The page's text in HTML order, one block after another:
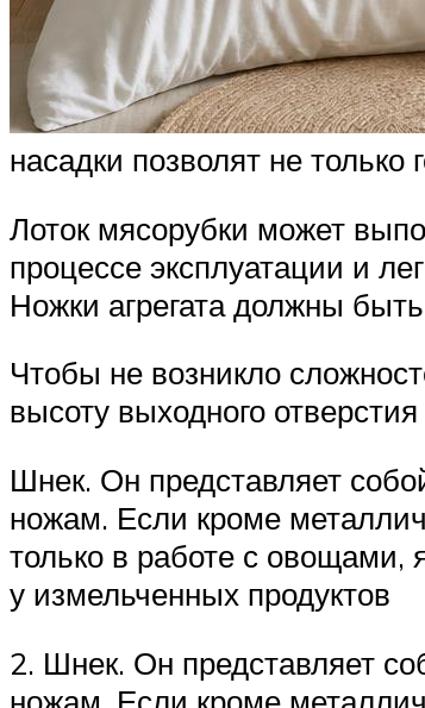
насадки позволят не
Лоток мясорубки может
процессе эксплуатации и
Ножки агрегата должны
Чтобы не возникло
высоту выходного
Шнек. Он представляет
ножам. Если кроме
только в работе с овощами,
у измельченных продуктов
2. Шнек. Он представляет
ножам. Если кроме